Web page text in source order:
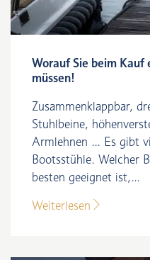
Worauf Sie beim Kauf
müssen!
Zusammenklappbar,
Stuhlbeine,
Armlehnen ... Es gibt
Bootsstühle. Welcher
besten geeignet ist,...
Weiterlesen